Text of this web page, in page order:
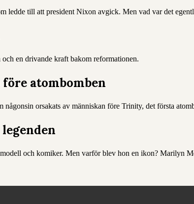
ledde till att president Nixon avgick. Men vad var det
en drivande kraft bakom reformationen.
atombomben
orsakats av människan före Trinity, det första
och komiker. Men varför blev hon en ikon? Marilyn